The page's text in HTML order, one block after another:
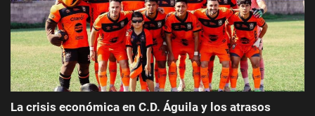
La crisis económica en C.D. Águila y los atrasos